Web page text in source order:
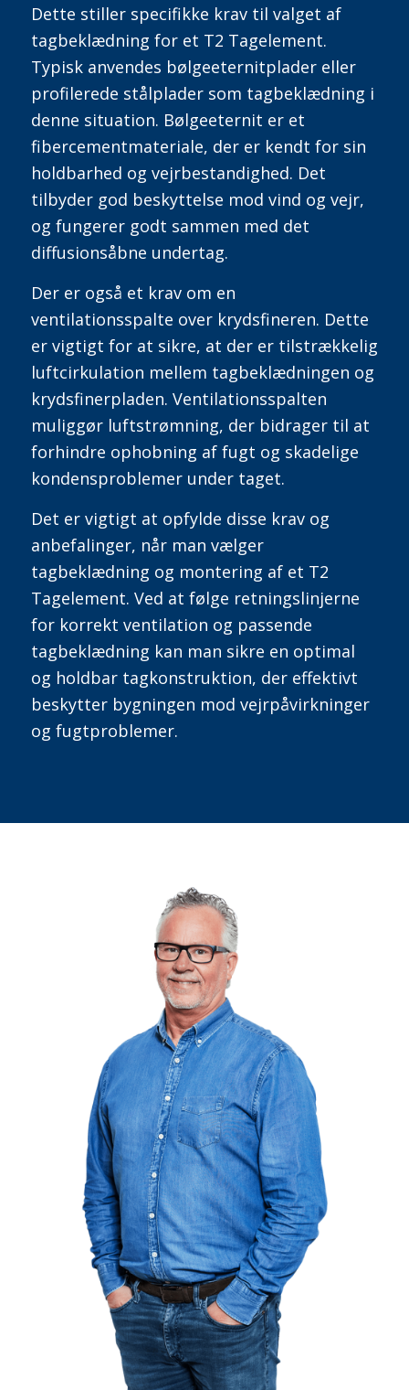
Dette stiller specifikke krav til valget af
tagbeklædning for et T2 Tagelement.
Typisk anvendes bølgeeternitplader eller
profilerede stålplader som tagbeklædning i
denne situation. Bølgeeternit er et
fibercementmateriale, der er kendt for sin
holdbarhed og vejrbestandighed. Det
tilbyder god beskyttelse mod vind og vejr,
og fungerer godt sammen med det
diffusionsåbne undertag.
Der er også et krav om en
ventilationsspalte over krydsfineren. Dette
er vigtigt for at sikre, at der er tilstrækkelig
luftcirkulation mellem tagbeklædningen og
krydsfinerpladen. Ventilationsspalten
muliggør luftstrømning, der bidrager til at
forhindre ophobning af fugt og skadelige
kondensproblemer under taget.
Det er vigtigt at opfylde disse krav og
anbefalinger, når man vælger
tagbeklædning og montering af et T2
Tagelement. Ved at følge retningslinjerne
for korrekt ventilation og passende
tagbeklædning kan man sikre en optimal
og holdbar tagkonstruktion, der effektivt
beskytter bygningen mod vejrpåvirkninger
og fugtproblemer.